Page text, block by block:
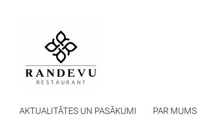
AKTUALITĀTES UN PASĀKUMI PAR MUMS